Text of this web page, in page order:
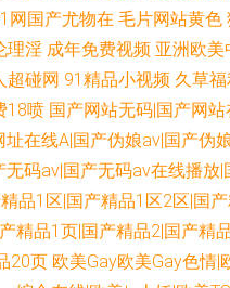
网国产尤物在 毛片网站黄色
理淫 成年免费视频 亚洲欧美
超碰网 91精品小视频 久草
18喷 国产网站无码|国产网
址在线A|国产伪娘av|国产伪
无码av|国产无码av在线播放|
品1区|国产精品1区2区|国
精品1页|国产精品2|国产精
20页 欧美Gay欧美Gay色情|